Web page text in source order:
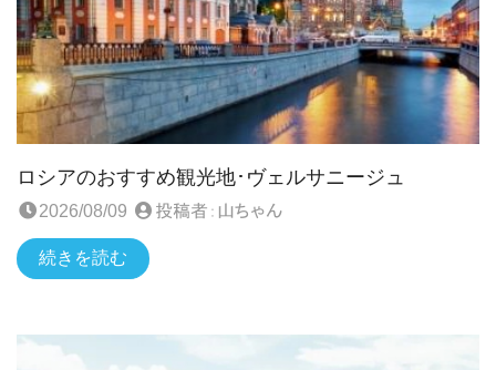
ロシアのおすすめ観光地･ヴェルサニージュ
2026/08/09 投稿者： 山ちゃん
続きを読む